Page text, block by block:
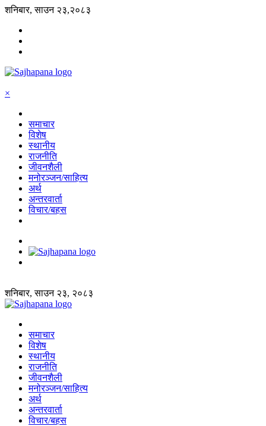
शनिबार, साउन २३,२०८३
×
समाचार
विशेष
स्थानीय
राजनीति
जीवनशैली
मनोरञ्जन/साहित्य
अर्थ
अन्तरवार्ता
विचार/बहस
शनिबार, साउन २३, २०८३
समाचार
विशेष
स्थानीय
राजनीति
जीवनशैली
मनोरञ्जन/साहित्य
अर्थ
अन्तरवार्ता
विचार/बहस